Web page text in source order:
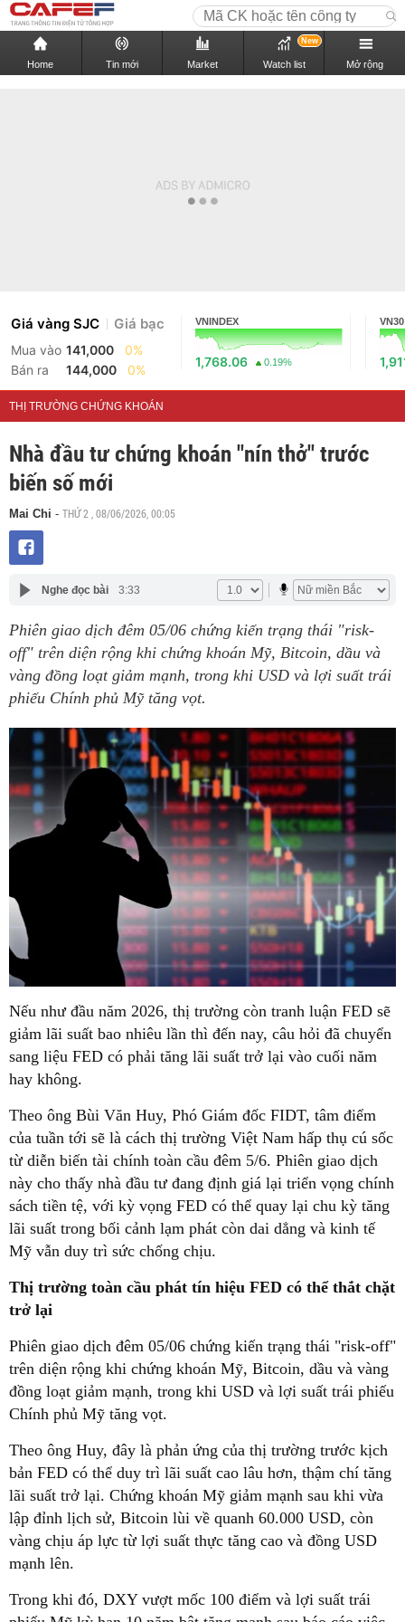
Home Tin mới Market Watch list
New
Mở rộng
Giá vàng SJC Giá bạc
Mua vào 141,000
0%
Bán ra
144,000 0%
VNINDEX
1,768.06 0.19%
VN30
THỊ TRƯỜNG CHỨNG KHOÁN
Nhà đầu tư chứng khoán "nín thở" trước
biến số mới
Mai Chi - THỨ 2 , 08/06/2026, 00:05
Nghe đọc bài 3:33
Phiên giao dịch đêm 05/06 chứng kiến trạng thái "risk-
off" trên diện rộng khi chứng khoán Mỹ, Bitcoin, dầu và
vàng đồng loạt giảm mạnh, trong khi USD và lợi suất trái
phiếu Chính phủ Mỹ tăng vọt.
Nếu như đầu năm 2026, thị trường còn tranh luận FED sẽ
giảm lãi suất bao nhiêu lần thì đến nay, câu hỏi đã chuyển
sang liệu FED có phải tăng lãi suất trở lại vào cuối năm
hay không.
Theo ông Bùi Văn Huy, Phó Giám đốc FIDT, tâm điểm
của tuần tới sẽ là cách thị trường Việt Nam hấp thụ cú sốc
từ diễn biến tài chính toàn cầu đêm 5/6. Phiên giao dịch
này cho thấy nhà đầu tư đang định giá lại triển vọng chính
sách tiền tệ, với kỳ vọng FED có thể quay lại chu kỳ tăng
lãi suất trong bối cảnh lạm phát còn dai dẳng và kinh tế
Mỹ vẫn duy trì sức chống chịu.
Thị trường toàn cầu phát tín hiệu FED có thể thắt chặt
trở lại
Phiên giao dịch đêm 05/06 chứng kiến trạng thái "risk-off"
trên diện rộng khi chứng khoán Mỹ, Bitcoin, dầu và vàng
đồng loạt giảm mạnh, trong khi USD và lợi suất trái phiếu
Chính phủ Mỹ tăng vọt.
Theo ông Huy, đây là phản ứng của thị trường trước kịch
bản FED có thể duy trì lãi suất cao lâu hơn, thậm chí tăng
lãi suất trở lại. Chứng khoán Mỹ giảm mạnh sau khi vừa
lập đỉnh lịch sử, Bitcoin lùi về quanh 60.000 USD, còn
vàng chịu áp lực từ lợi suất thực tăng cao và đồng USD
mạnh lên.
Trong khi đó, DXY vượt mốc 100 điểm và lợi suất trái